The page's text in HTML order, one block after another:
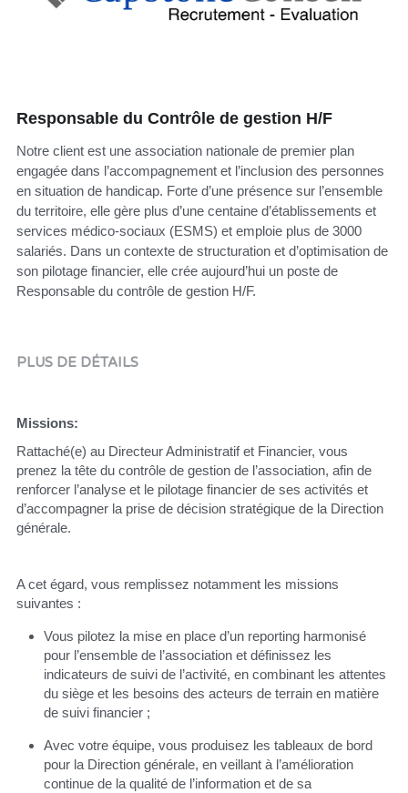
Responsable du Contrôle de gestion H/F
Notre client est une association nationale de premier plan
engagée dans l’accompagnement et l’inclusion des personnes
en situation de handicap. Forte d’une présence sur l’ensemble
du territoire, elle gère plus d’une centaine d’établissements et
services médico-sociaux (ESMS) et emploie plus de 3000
salariés. Dans un contexte de structuration et d’optimisation de
son pilotage financier, elle crée aujourd’hui un poste de
Responsable du contrôle de gestion H/F.
PLUS DE DÉTAILS
Missions:
Rattaché(e) au Directeur Administratif et Financier, vous
prenez la tête du contrôle de gestion de l’association, afin de
renforcer l’analyse et le pilotage financier de ses activités et
d’accompagner la prise de décision stratégique de la Direction
générale.
A cet égard, vous remplissez notamment les missions
suivantes :
Vous pilotez la mise en place d’un reporting harmonisé
pour l’ensemble de l’association et définissez les
indicateurs de suivi de l’activité, en combinant les attentes
du siège et les besoins des acteurs de terrain en matière
de suivi financier ;
Avec votre équipe, vous produisez les tableaux de bord
pour la Direction générale, en veillant à l’amélioration
continue de la qualité de l’information et de sa